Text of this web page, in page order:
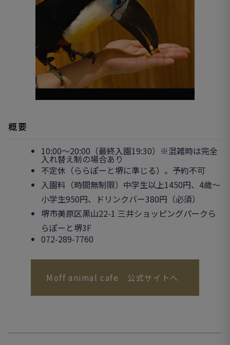
概要
10:00～20:00（最終入園19:30）※混雑時は完全
入れ替え制の場合あり
不定休（ららぽーと堺に準じる）。予約不可
入園料（時間無制限）中学生以上1450円、4歳〜
小学生950円、ドリンクバー380円（必須）
堺市美原区黒山22-1 三井ショッピングパークら
らぽーと堺3F
072-289-7760
Moff animal cafe 公式サイトへ